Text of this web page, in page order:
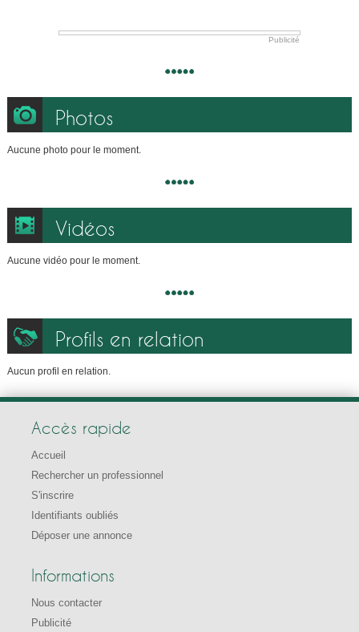
Publicité
Photos
Aucune photo pour le moment.
Vidéos
Aucune vidéo pour le moment.
Profils en relation
Aucun profil en relation.
Accès rapide
Accueil
Rechercher un professionnel
S'inscrire
Identifiants oubliés
Déposer une annonce
Informations
Nous contacter
Publicité